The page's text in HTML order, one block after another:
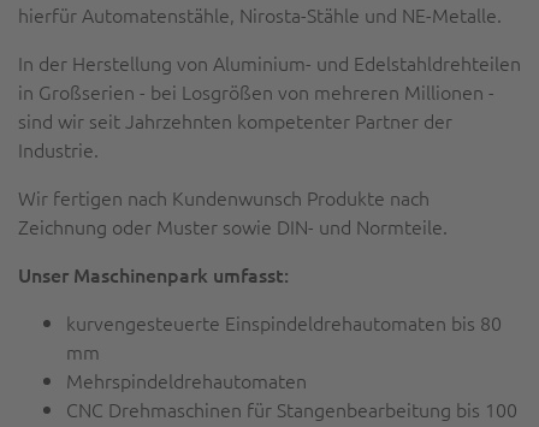
hierfür Automatenstähle, Nirosta-Stähle und NE-Metalle.
In der Herstellung von Aluminium- und Edelstahldrehteilen
in Großserien - bei Losgrößen von mehreren Millionen -
sind wir seit Jahrzehnten kompetenter Partner der
Industrie.
Wir fertigen nach Kundenwunsch Produkte nach
Zeichnung oder Muster sowie DIN- und Normteile.
Unser Maschinenpark umfasst:
kurvengesteuerte Einspindeldrehautomaten bis 80
mm
Mehrspindeldrehautomaten
CNC Drehmaschinen für Stangenbearbeitung bis 100